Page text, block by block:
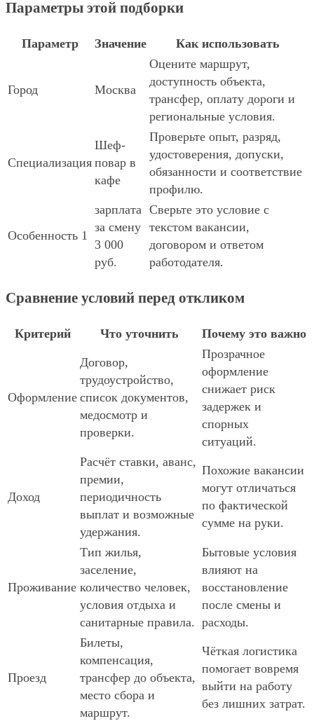
Параметры этой подборки
Параметр Значение Как использовать
Город Москва
Оцените маршрут,
доступность объекта,
трансфер, оплату дороги и
региональные условия.
Специализация
Шеф-
повар в
кафе
Проверьте опыт, разряд,
удостоверения, допуски,
обязанности и соответствие
профилю.
Особенность 1
зарплата
за смену
3 000
руб.
Сверьте это условие с
текстом вакансии,
договором и ответом
работодателя.
Сравнение условий перед откликом
Критерий Что уточнить Почему это важно
Оформление
Договор,
трудоустройство,
список документов,
медосмотр и
проверки.
Прозрачное
оформление
снижает риск
задержек и
спорных
ситуаций.
Доход
Расчёт ставки, аванс,
премии,
периодичность
выплат и возможные
удержания.
Похожие вакансии
могут отличаться
по фактической
сумме на руки.
Проживание
Тип жилья,
заселение,
количество человек,
условия отдыха и
санитарные правила.
Бытовые условия
влияют на
восстановление
после смены и
расходы.
Проезд
Билеты,
компенсация,
трансфер до объекта,
место сбора и
маршрут.
Чёткая логистика
помогает вовремя
выйти на работу
без лишних затрат.